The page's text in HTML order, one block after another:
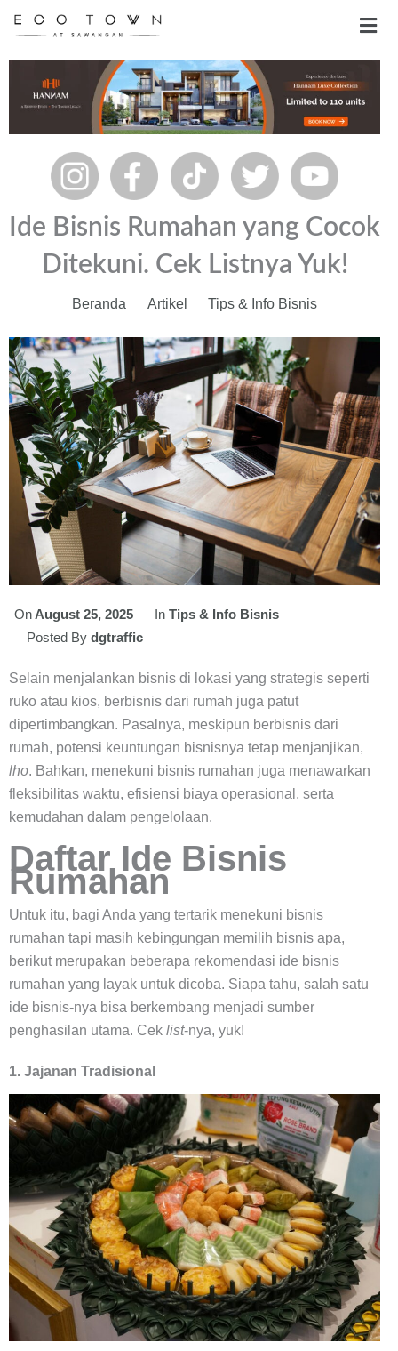
Ide Bisnis Rumahan yang Cocok
Ditekuni. Cek Listnya Yuk!
Beranda Artikel Tips & Info Bisnis
On August 25, 2025 In Tips & Info Bisnis
Posted By dgtraffic
Selain menjalankan bisnis di lokasi yang strategis seperti
ruko atau kios, berbisnis dari rumah juga patut
dipertimbangkan. Pasalnya, meskipun berbisnis dari
rumah, potensi keuntungan bisnisnya tetap menjanjikan,
lho. Bahkan, menekuni bisnis rumahan juga menawarkan
fleksibilitas waktu, efisiensi biaya operasional, serta
kemudahan dalam pengelolaan.
Daftar Ide Bisnis
Rumahan
Untuk itu, bagi Anda yang tertarik menekuni bisnis
rumahan tapi masih kebingungan memilih bisnis apa,
berikut merupakan beberapa rekomendasi ide bisnis
rumahan yang layak untuk dicoba. Siapa tahu, salah satu
ide bisnis-nya bisa berkembang menjadi sumber
penghasilan utama. Cek list-nya, yuk!
1. Jajanan Tradisional